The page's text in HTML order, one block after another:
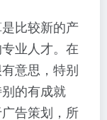
比较新的产
业人才。在
意思，特别
的有成就
告策划，所